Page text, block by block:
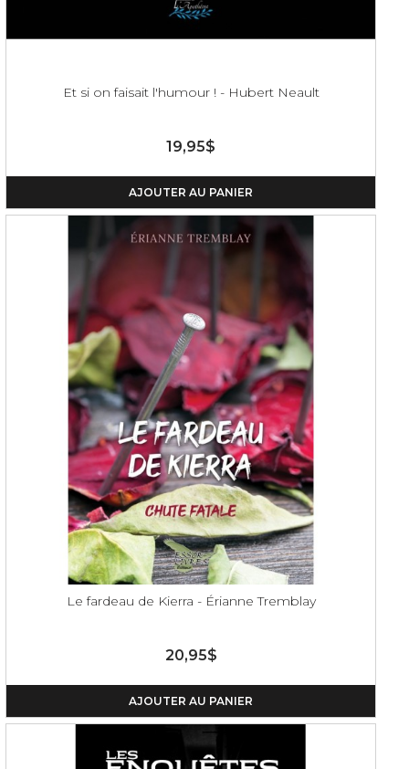
Et si on faisait l'humour ! - Hubert Neault
19,95$
AJOUTER AU PANIER
Le fardeau de Kierra - Érianne Tremblay
20,95$
AJOUTER AU PANIER